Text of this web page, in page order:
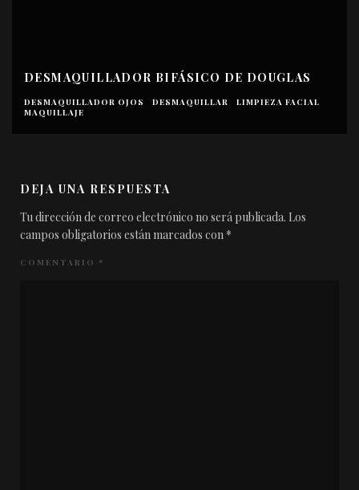
DESMAQUILLADOR BIFÁSICO DE DOUGLAS
DESMAQUILLADOR OJOS DESMAQUILLAR
LIMPIEZA FACIAL
MAQUILLAJE
DEJA UNA RESPUESTA
Tu dirección de correo electrónico no será publicada. Los
campos obligatorios están marcados con *
COMENTARIO *